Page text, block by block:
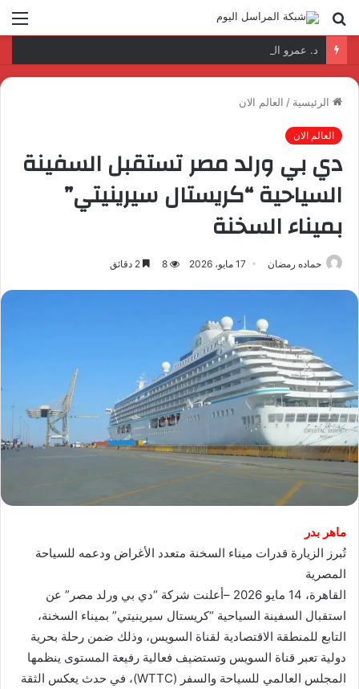
بحث
عن
الرئيسية / العالم الان
العالم الان
دي بي ورلد مصر تستقبل السفينة
السياحية “كريستال سيرينيتي”
بميناء السخنة
حماده رمضان 17 مايو، 2026 8
ماهر بدر
تُبرز الزيارة قدرات ميناء السخنة متعدد الأغراض ودعمه للسياحة
المصرية
القاهرة، 14 مايو 2026 –أعلنت شركة “دي بي ورلد مصر” عن
استقبال السفينة السياحية “كريستال سيرينيتي” بميناء السخنة،
التابع للمنطقة الاقتصادية لقناة السويس، وذلك ضمن رحلة بحرية
دولية تعبر قناة السويس وتستضيف فعالية رفيعة المستوى ينظمها
المجلس العالمي للسياحة والسفر (WTTC)، في حدث يعكس الثقة